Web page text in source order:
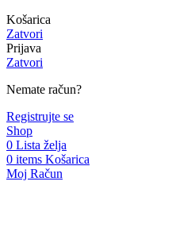
Košarica
Zatvori
Prijava
Zatvori
Nemate račun?
Registrujte se
Shop
0 Lista želja
0 items Košarica
Moj Račun